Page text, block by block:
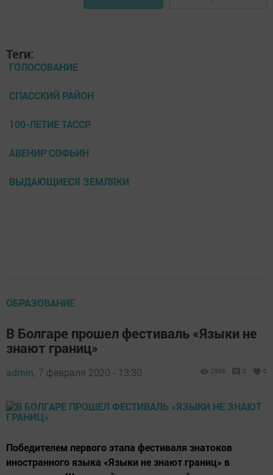
Теги:
ГОЛОСОВАНИЕ
СПАССКИЙ РАЙОН
100-ЛЕТИЕ ТАССР
АВЕНИР СОФЬИН
ВЫДАЮЩИЕСЯ ЗЕМЛЯКИ
ОБРАЗОВАНИЕ
В Болгаре прошел фестиваль «Языки не
знают границ»
admin, 7 февраля 2020 - 13:30 2509 0 0
Победителем первого этапа фестиваля знатоков
иностранного языка «Языки не знают границ» в